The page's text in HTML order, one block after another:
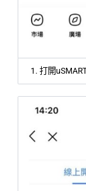
1. 打開